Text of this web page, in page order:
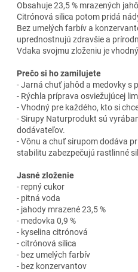
Obsahuje 23,5 % mrazených
Citrónová silica potom pridá
Bez umelých farbív a
uprednostnujú zdravšie a
Vdaka svojmu zloženiu je
Prečo si ho zamilujete
- Jarná chuť jahôd a medovky s
- Rýchla príprava osviežujúcej
- Vhodný pre každého, kto si
- Sirupy Naturprodukt sú
dodávateľov.
- Vônu a chuť sirupom dodáva
stabilitu zabezpečujú rastlinné
Jasné zloženie
- repný cukor
- pitná voda
- jahody mrazené 23,5 %
- medovka 0,9 %
- kyselina citrónová
- citrónová silica
- bez umelých farbív
- bez konzervantov